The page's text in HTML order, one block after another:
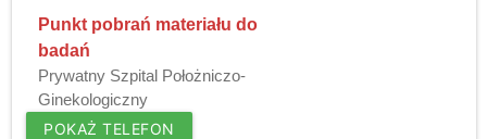
Punkt pobrań materiału do
badań
Prywatny Szpital Położniczo-
Ginekologiczny
POKAŻ TELEFON